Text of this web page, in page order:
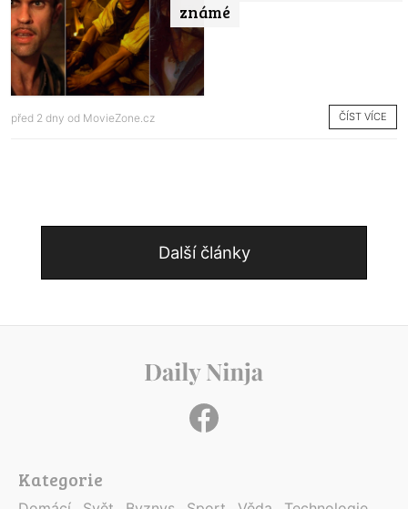
známé
před 2 dny od MovieZone.cz ČÍST VÍCE
Další články
Kategorie